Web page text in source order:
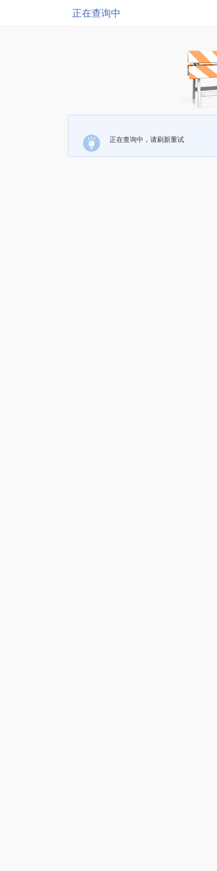
正在查询中
正在查询中，请刷新重试